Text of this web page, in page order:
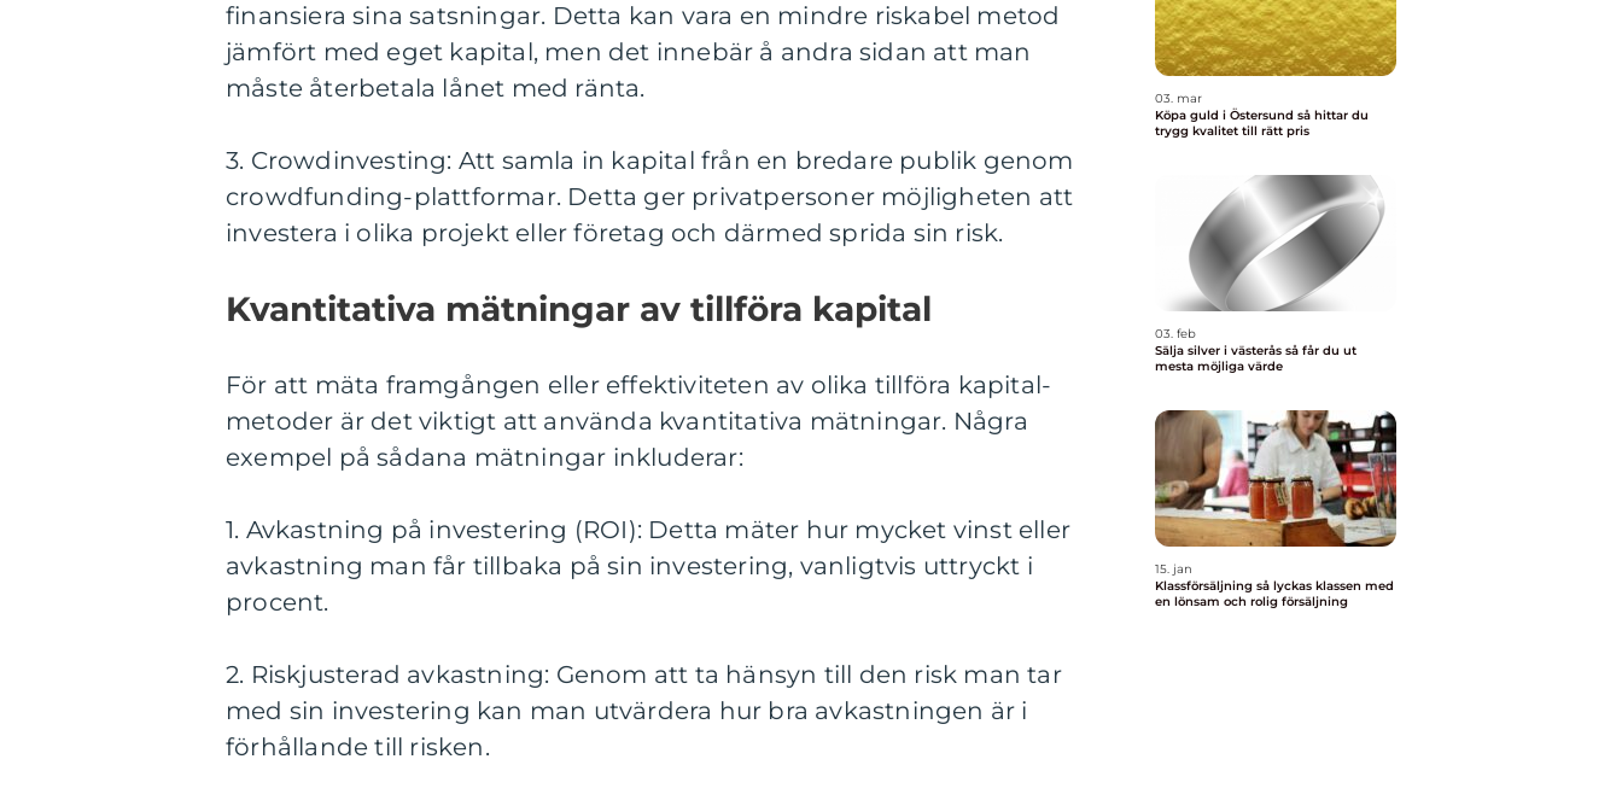
finansiera sina satsningar. Detta kan vara en mindre riskabel metod
jämfört med eget kapital, men det innebär å andra sidan att man
måste återbetala lånet med ränta.
3. Crowdinvesting: Att samla in kapital från en bredare publik genom
crowdfunding-plattformar. Detta ger privatpersoner möjligheten att
investera i olika projekt eller företag och därmed sprida sin risk.
Kvantitativa mätningar av tillföra kapital
För att mäta framgången eller effektiviteten av olika tillföra kapital-
metoder är det viktigt att använda kvantitativa mätningar. Några
exempel på sådana mätningar inkluderar:
1. Avkastning på investering (ROI): Detta mäter hur mycket vinst eller
avkastning man får tillbaka på sin investering, vanligtvis uttryckt i
procent.
2. Riskjusterad avkastning: Genom att ta hänsyn till den risk man tar
med sin investering kan man utvärdera hur bra avkastningen är i
förhållande till risken.
03. mar
Köpa guld i Östersund så hittar du
trygg kvalitet till rätt pris
03. feb
Sälja silver i västerås så får du ut
mesta möjliga värde
15. jan
Klassförsäljning så lyckas klassen med
en lönsam och rolig försäljning